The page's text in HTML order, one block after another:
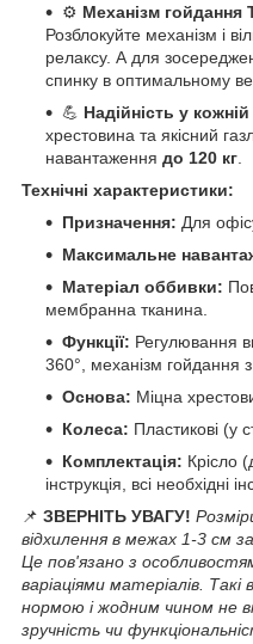
⚙️ Механізм гойдання
Розблокуйте механізм і
релаксу. А для
спинку в оптимальному
💪 Надійність у
хрестовина та якісний
навантаження до 120 кг
Технічні характеристики:
Призначення: Для
Максимальне
Матеріал оббивки:
мембранна тканина.
Функції: Регулювання
360°, механізм гойдання з
Основа: Міцна
Колеса: Пластикові (у
Комплектація: Крісло
інструкція, всі необхідні
📌 ЗВЕРНІТЬ УВАГУ!
відхилення в межах 1-3 см
Це пов'язано з
варіаціями матеріалів.
нормою і жодним чином не
зручність чи